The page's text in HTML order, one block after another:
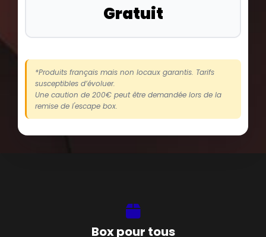
Gratuit
*Produits français mais non locaux garantis. Tarifs
susceptibles d’évoluer.
Une caution de 200€ peut être demandée lors de la
remise de l'escape box.
Box pour tous